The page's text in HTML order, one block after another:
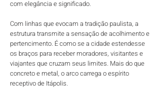
com elegância e significado.
Com linhas que evocam a tradição paulista, a
estrutura transmite a sensação de acolhimento e
pertencimento. É como se a cidade estendesse
os braços para receber moradores, visitantes e
viajantes que cruzam seus limites. Mais do que
concreto e metal, o arco carrega o espírito
receptivo de Itápolis.